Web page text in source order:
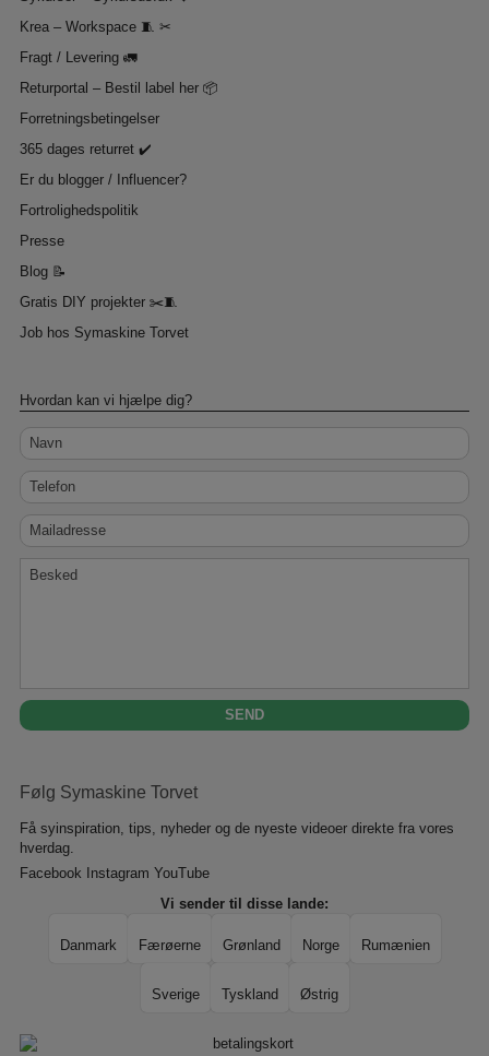
Krea – Workspace 🧵 ✂
Fragt / Levering 🚛
Returportal – Bestil label her 📦
Forretningsbetingelser
365 dages returret ✔️
Er du blogger / Influencer?
Fortrolighedspolitik
Presse
Blog 📝
Gratis DIY projekter ✂️🧵
Job hos Symaskine Torvet
Hvordan kan vi hjælpe dig?
Navn
Telefon
Mailadresse
Besked
Følg Symaskine Torvet
Få syinspiration, tips, nyheder og de nyeste videoer direkte fra vores
hverdag.
Facebook
Instagram YouTube
Vi sender til disse lande:
Danmark Færøerne Grønland Norge Rumænien
Sverige Tyskland Østrig